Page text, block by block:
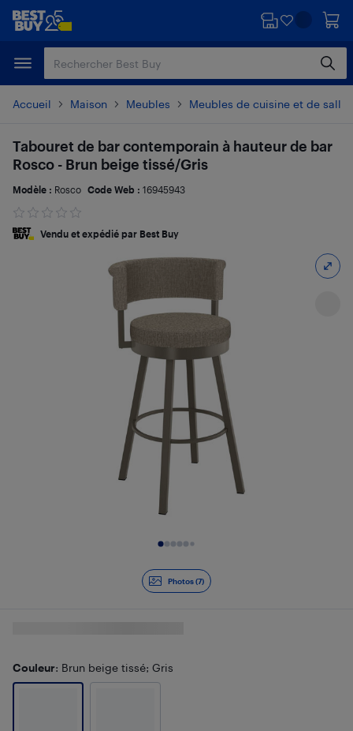
Passer
principal
Passer
Accueil Maison Meubles Meubles de cuisine et de salle
Photos (7)
Tabouret de bar contemporain à hauteur de bar
Rosco - Brun beige tissé/Gris
Modèle : Rosco Code Web : 16945943
Vendu et expédié par Best Buy
Couleur: Brun beige tissé; Gris